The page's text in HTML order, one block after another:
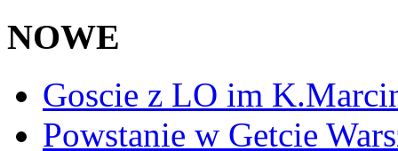
NOWE
Goscie z LO im
Powstanie w Getcie